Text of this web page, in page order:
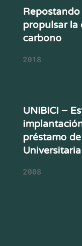
propulsar la
carbono
2018
UNIBICI –
préstamo
2008